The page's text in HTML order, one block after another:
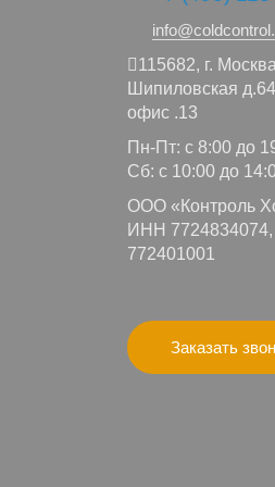
115682, г.
Шипиловская
офис .13
Пн-Пт: с 8:00 до
Сб: с 10:00 до
ООО «Контроль
ИНН
772401001
Заказать